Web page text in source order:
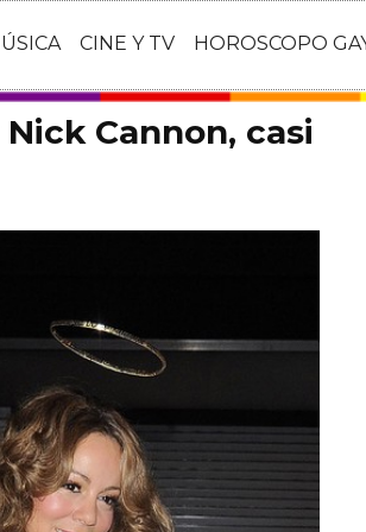
CINE Y TV HOROSCOPO
Cannon, casi